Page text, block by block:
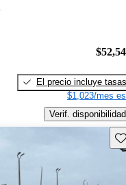
El precio incluye tasas
$1,023/mes
Verif. disponibilidad